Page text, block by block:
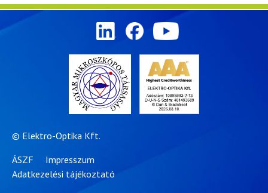
© Elektro-Optika Kft.
ÁSZF
Impresszum
Adatkezelési tájékoztató